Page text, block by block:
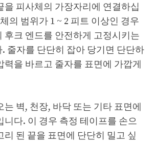
을 피사체의 가장자리에 연결하십
의 범위가 1 ~ 2 피트 이상인 경우
후크 엔드를 안전하게 고정시키는
줄자를 단단히 잡아 당기면 단단하
력을 바르고 줄자를 표면에 가깝게
는 벽, 천장, 바닥 또는 기타 표면에
니다. 이 경우 측정 테이프를 손으
리 된 끝을 표면에 단단히 밀고 싶